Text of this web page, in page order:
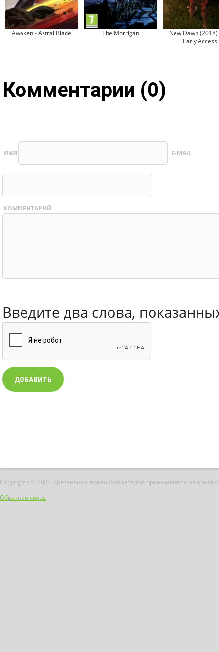
Awaken - Astral Blade The Morrigan
New Dawn
Early Access
Комментарии (0)
ИМЯ E-MAIL
КОММЕНТАРИЙ
Введите два слова,
Copyrights © 2023 Претензиии правообладателей принимаются на
Обратная связь